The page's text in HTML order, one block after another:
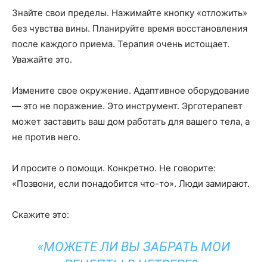
Знайте свои пределы. Нажимайте кнопку «отложить»
без чувства вины. Планируйте время восстановления
после каждого приема. Терапия очень истощает.
Уважайте это.
Измените свое окружение. Адаптивное оборудование
— это не поражение. Это инструмент. Эрготерапевт
может заставить ваш дом работать для вашего тела, а
не против него.
И просите о помощи. Конкретно. Не говорите:
«Позвони, если понадобится что-то». Люди замирают.
Скажите это:
«МОЖЕТЕ ЛИ ВЫ ЗАБРАТЬ МОИ